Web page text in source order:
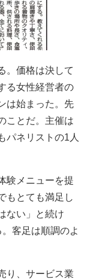
。価格は決して
る女性経営者の
は始まった。先
ことだ。主催は
パネリストの1人
験メニューを提
もとても満足し
ない」と続け
客足は順調のよ
り、サービス業